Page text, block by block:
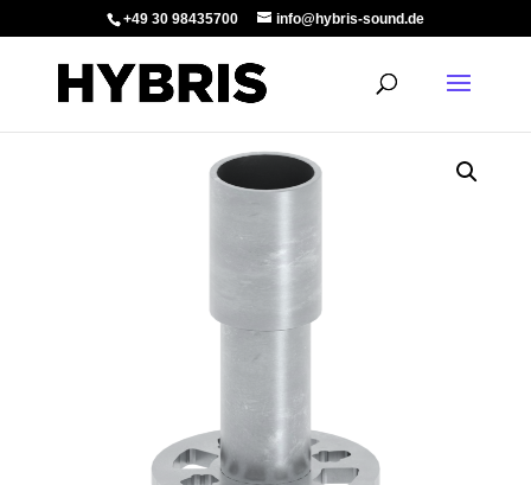
+49 30 98435700 info@hybris-sound.de